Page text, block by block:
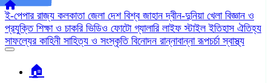
ই-পেপার রাজ্য কলকাতা জেলা দেশ বিশ্ব জাহানদ্বীন-দুনিয়া খেলা বিজ্ঞান ও
প্রযুক্তি শিক্ষা ও চাকরি ভিডিও ফোটো গ্যালারি লাইফ স্টাইলইতিহাস ঐতিহ্য
সাফল্যের কাহিনী সাহিত্য ও সংস্কৃতি বিনোদন রান্নাবান্নারূপচর্চাস্বাস্থ্য
🏠︎